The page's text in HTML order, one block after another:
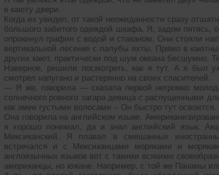
в каюту двери.
Когда их увидел, от такой неожиданности сразу
большого забитого одеждой шкафа. Я, задом пятясь,
опрокинул графин с водой и стаканом. Они стояли
вертикальной лесенке с палубы яхты. Прямо в
других кают, практически под шум океана бесшумно.
Наверное, решили посмотреть, как я тут. А я был
смотрел напугано и растерянно на своих спасителей.
— Я же, говорила — сказала первой негромко
солнечного ровного загара девица с распущенными
как змеи густыми волосами – Он быстро тут освоится.
Она говорила на английском языке.
я хорошо понимал, да и знал английский язык.
Мексиканский. Я плавал в смешанных
встречался и с Мексиканцами моряками и
англоязычных языков вот с такими всякими
американцы, но южане. Например, с той же Панамы